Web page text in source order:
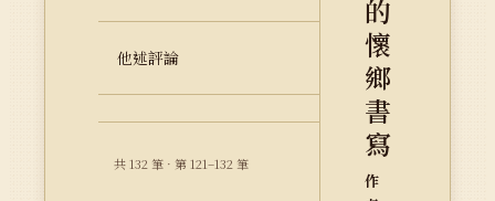
他述評論
共 132 筆 · 第 121–132 筆
的
懷
鄉
書
寫
作